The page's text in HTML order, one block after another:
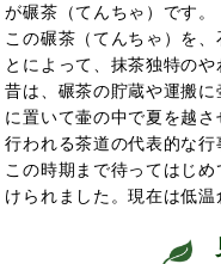
が碾茶（てんちゃ）です。
この碾茶（てんちゃ）を
とによって、抹茶独特のや
昔は、碾茶の貯蔵や運搬
に置いて壷の中で夏を越
行われる茶道の代表的な
この時期まで待ってはじ
けられました。現在は低温